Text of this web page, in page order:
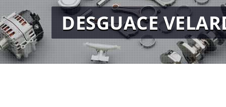
DESGUACE